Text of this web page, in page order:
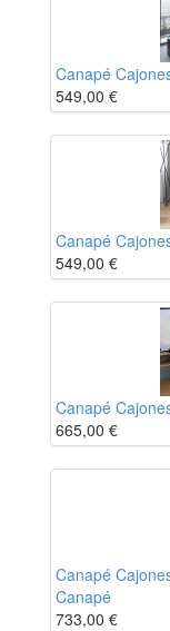
Canapé
549,00 €
Canapé
549,00 €
Canapé
665,00 €
Canapé
Canapé
733,00 €